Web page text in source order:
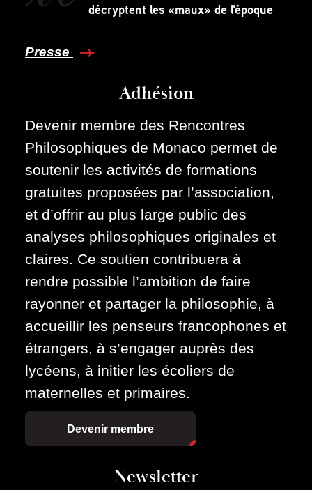
décryptent les «maux» de l'époque
Presse
Adhésion
Devenir membre des Rencontres
Philosophiques de Monaco permet de
soutenir les activités de formations
gratuites proposées par l’association,
et d’offrir au plus large public des
analyses philosophiques originales et
claires. Ce soutien contribuera à
rendre possible l’ambition de faire
rayonner et partager la philosophie, à
accueillir les penseurs francophones et
étrangers, à s’engager auprès des
lycéens, à initier les écoliers de
maternelles et primaires.
Devenir membre
Newsletter